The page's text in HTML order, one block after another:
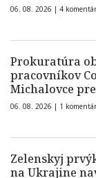
06. 08. 2026 | 4
Prokuratúra
pracovníkov
Michalovce
06. 08. 2026 | 1 komentár
Zelenskyj
na Ukrajine